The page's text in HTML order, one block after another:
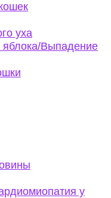
уха
яблока/Выпадение
у